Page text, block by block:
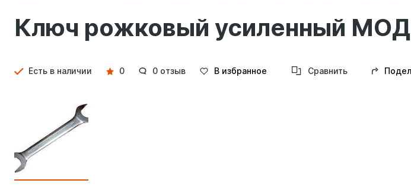
Ключ рожковый усиленный
Детали
Есть в наличии 0 0 отзыв В избранное Сравнить